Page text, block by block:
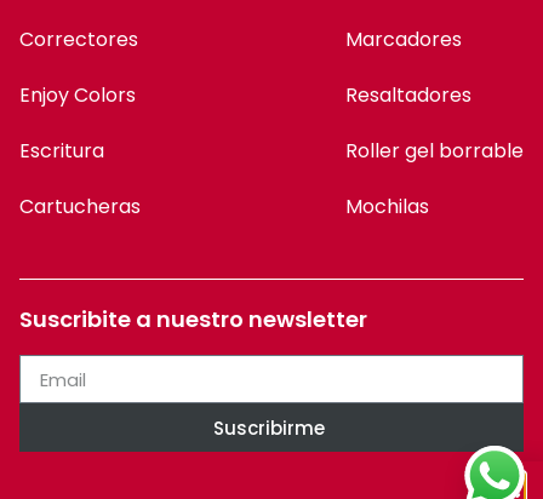
Correctores
Enjoy Colors
Escritura
Cartucheras
Marcadores
Resaltadores
Roller gel borrable
Mochilas
Suscribite a nuestro newsletter
Suscribirme